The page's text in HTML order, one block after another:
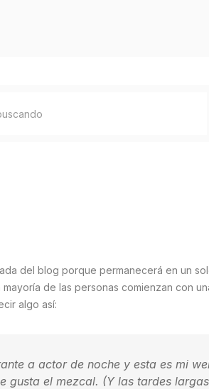
del blog porque permanecerá en un
de las personas comienzan con
algo así:
a actor de noche y esta es mi
gusta el mezcal. (Y las tardes